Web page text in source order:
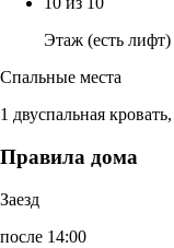
Этаж (есть лифт)
Спальные места
1 двуспальная
Правила дома
Заезд
после 14:00